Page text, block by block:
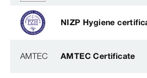
NIZP Hygiene
AMTEC AMTEC Certificate